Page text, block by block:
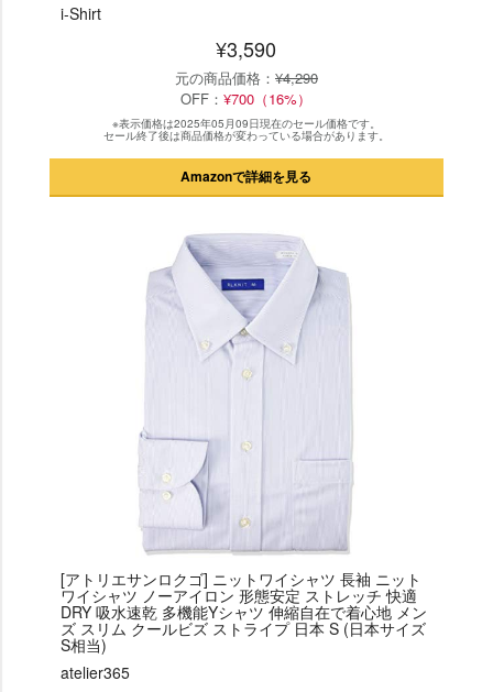
i-Shirt
¥3,590
元の商品価格： ¥4,290
OFF：¥700（16%）
※表示価格は2025年05月09日現在のセール価格です。
セール終了後は商品価格が変わっている場合があります。
Amazonで詳細を見る
[アトリエサンロクゴ] ニットワイシャツ 長袖 ニット
ワイシャツ ノーアイロン 形態安定 ストレッチ 快適
DRY 吸水速乾 多機能Yシャツ 伸縮自在で着心地 メン
ズ スリム クールビズ ストライプ 日本 S (日本サイズ
S相当)
atelier365